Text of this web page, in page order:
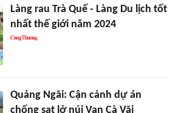
Làng rau Trà Quế - Làng Du lịch tốt
nhất thế giới năm 2024
Quảng Ngãi: Cận cảnh dự án
chống sạt lở núi Van Cà Vãi